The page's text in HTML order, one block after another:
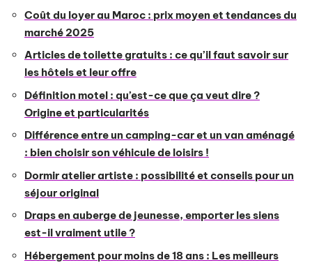
Coût du loyer au Maroc : prix moyen et tendances du
marché 2025
Articles de toilette gratuits : ce qu’il faut savoir sur
les hôtels et leur offre
Définition motel : qu’est-ce que ça veut dire ?
Origine et particularités
Différence entre un camping-car et un van aménagé
: bien choisir son véhicule de loisirs !
Dormir atelier artiste : possibilité et conseils pour un
séjour original
Draps en auberge de jeunesse, emporter les siens
est-il vraiment utile ?
Hébergement pour moins de 18 ans : Les meilleurs